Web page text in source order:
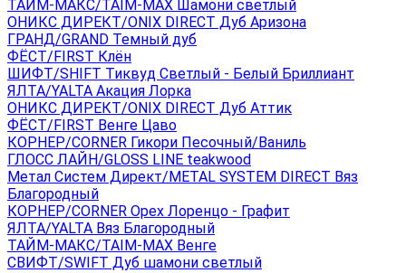
ТАЙМ-МАКС/TAIM-MAX Шамони светлый
ОНИКС ДИРЕКТ/ONIX DIRECT Дуб Аризона
ГРАНД/GRAND Темный дуб
ФЁСТ/FIRST Клён
ШИФТ/SHIFT Тиквуд Светлый - Белый Бриллиант
ЯЛТА/YALTA Акация Лорка
ОНИКС ДИРЕКТ/ONIX DIRECT Дуб Аттик
ФЁСТ/FIRST Венге Цаво
КОРНЕР/CORNER Гикори Песочный/Ваниль
ГЛОСС ЛАЙН/GLOSS LINE teakwood
Метал Систем Директ/METAL SYSTEM DIRECT Вяз
Благородный
КОРНЕР/CORNER Орех Лоренцо - Графит
ЯЛТА/YALTA Вяз Благородный
ТАЙМ-МАКС/TAIM-MAX Венге
СВИФТ/SWIFT Дуб шамони светлый